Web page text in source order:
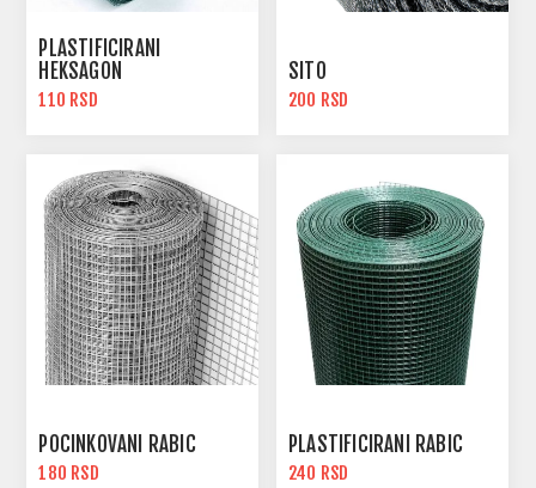
PLASTIFICIRANI
HEKSAGON
110 RSD
SITO
200 RSD
POCINKOVANI RABIC
180 RSD
PLASTIFICIRANI RABIC
240 RSD